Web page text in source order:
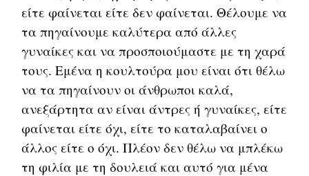
είτε φαίνεται είτε δεν φαίνεται. Θέλουμε να
τα πηγαίνουμε καλύτερα από άλλες
γυναίκες και να προσποιούμαστε με τη χαρά
τους. Εμένα η κουλτούρα μου είναι ότι θέλω
να τα πηγαίνουν οι άνθρωποι καλά,
ανεξάρτητα αν είναι άντρες ή γυναίκες, είτε
φαίνεται είτε όχι, είτε το καταλαβαίνει ο
άλλος είτε ο όχι. Πλέον δεν θέλω να μπλέκω
τη φιλία με τη δουλειά και αυτό για μένα